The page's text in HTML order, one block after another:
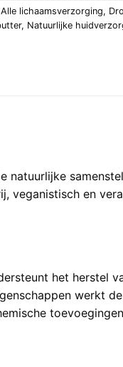
Alle lichaamsverzorging,
, Natuurlijke
natuurlijke
veganistisch en
het herstel
werkt